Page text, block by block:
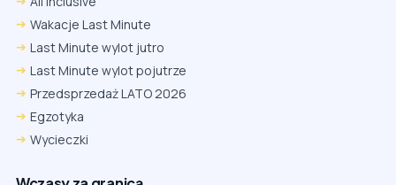
Wakacje Last Minute
Last Minute wylot jutro
Last Minute wylot pojutrze
Przedsprzedaż LATO 2026
Egzotyka
Wycieczki